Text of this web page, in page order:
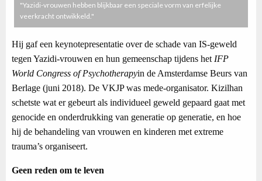
"Yazidi-vrouwen hebben blijkbaar een speciale vorm van erfelijke
veerkracht ontwikkeld."
Hij gaf een keynotepresentatie over de schade van IS-geweld
tegen Yazidi-vrouwen en hun gemeenschap tijdens het IFP
World Congress of Psychotherapyin de Amsterdamse Beurs van
Berlage (juni 2018). De VKJP was mede-organisator. Kizilhan
schetste wat er gebeurt als individueel geweld gepaard gaat met
genocide en onderdrukking van generatie op generatie, en hoe
hij de behandeling van vrouwen en kinderen met extreme
trauma’s organiseert.
Geen reden om te leven